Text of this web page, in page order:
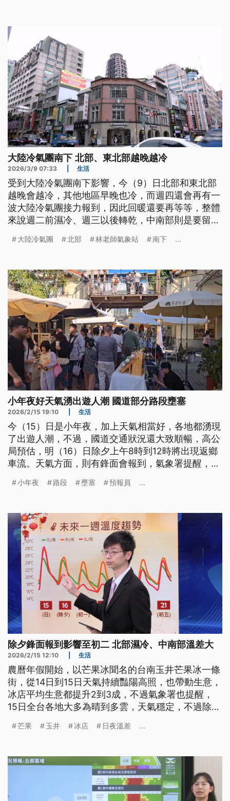
大陸冷氣團南下 北部、東北部越晚越冷
2026/3/9 07:33 生活
受到大陸冷氣團南下影響，今（9）日北部和東北部
越晚會越冷，其他地區早晚也冷，而週四還會再有一
波大陸冷氣團接力報到，因此回暖還要再等等，整體
來說週二前濕冷、週三以後轉乾，中南部則是要留意
大陸冷氣團 北部 林老師氣象站 南下 ...
小年夜好天氣湧出遊人潮 國道部分路段壅塞
2026/2/15 19:10 生活
今（15）日是小年夜，加上天氣相當好，各地都湧現
了出遊人潮，不過，國道交通狀況還大致順暢，高公
局預估，明（16）日除夕上午8時到12時將出現返鄉
車流。天氣方面，則有鋒面會報到，氣象署提醒，中
氣溫變化。
小年夜 路段 壅塞 預報員 ...
除夕鋒面報到影響至初二 北部濕冷、中南部溫差大
2026/2/15 12:10 生活
農曆年假開始，以芒果冰聞名的台南玉井芒果冰一條
街，從14日到15日天氣持續豔陽高照，也帶動生意，
冰店平均生意都提升2到3成，不過氣象署也提醒，
15日全台各地大多為晴到多雲，天氣穩定，不過除夕
中南部則是日夜溫差相當明顯。
芒果 玉井 冰店 日夜溫差 ...